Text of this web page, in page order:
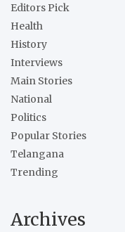
Editors Pick
Health
History
Interviews
Main Stories
National
Politics
Popular Stories
Telangana
Trending
Archives